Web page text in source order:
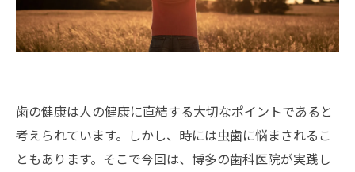
歯の健康は人の健康に直結する大切なポイントであると
考えられています。しかし、時には虫歯に悩まされるこ
ともあります。そこで今回は、博多の歯科医院が実践し